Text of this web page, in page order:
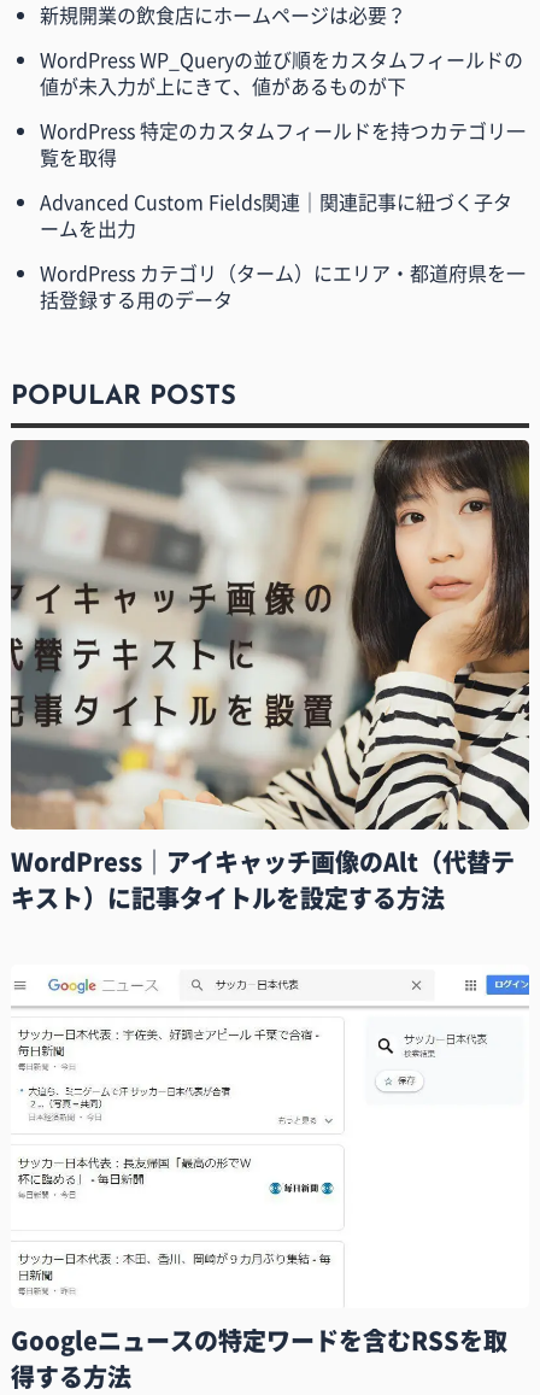
新規開業の飲食店にホームページは必要？
WordPress WP_Queryの並び順をカスタムフィールドの
値が未入力が上にきて、値があるものが下
WordPress 特定のカスタムフィールドを持つカテゴリ一
覧を取得
Advanced Custom Fields関連｜関連記事に紐づく子タ
ームを出力
WordPress カテゴリ（ターム）にエリア・都道府県を一
括登録する用のデータ
POPULAR POSTS
WordPress｜アイキャッチ画像のAlt（代替テ
キスト）に記事タイトルを設定する方法
Googleニュースの特定ワードを含むRSSを取
得する方法